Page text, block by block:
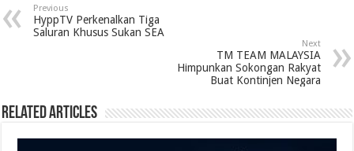
Previous
HyppTV Perkenalkan Tiga
Saluran Khusus Sukan SEA
Next
TM TEAM MALAYSIA
Himpunkan Sokongan Rakyat
Buat Kontinjen Negara
Related Articles